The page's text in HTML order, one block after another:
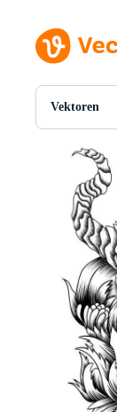
Vektoren
Alle
Fotos
PNGs
PSDs
SVGs
Videos
Motion